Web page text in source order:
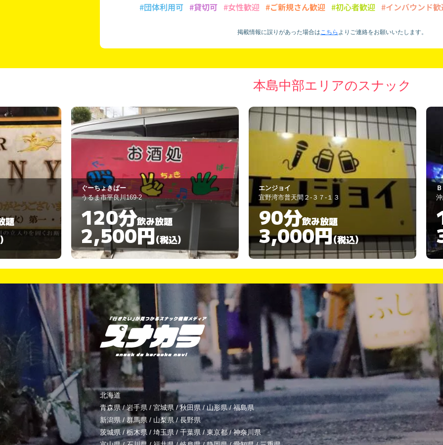
#団体利用可 #貸切可 #女性歓迎 #ご新規さん歓迎 #初心者歓迎 #インバウンド
掲載情報に誤りがあった場合はこちら より ご連絡をお願いいたします。
本島中部エリアのスナック
エンジョイ
宜野湾市普天間２-３７-１３
90分飲み放題
3,000円(税込)
ＢＡＲ ＯＷＬ
沖縄市上地1-9-20
120分飲み放題
3,000円(税込)
北海道
青森県/岩手県 / 宮城県 /秋田県 /山形県/福島県
新潟県 / 群馬県 / 山梨県/長野県
茨城県 / 栃木県 / 埼玉県/ 千葉県 /東京都/神奈川県